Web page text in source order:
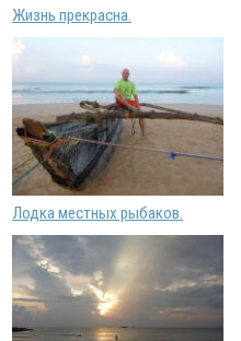
Жизнь прекрасна.
Лодка местных рыбаков.